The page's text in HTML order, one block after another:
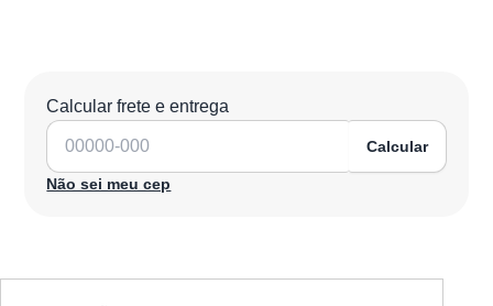
Calcular frete e entrega
Calcular
Não sei meu cep